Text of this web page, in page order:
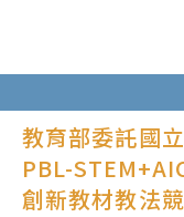
至
主
要
容
教育部委託國
PBL-
創新教材教法競